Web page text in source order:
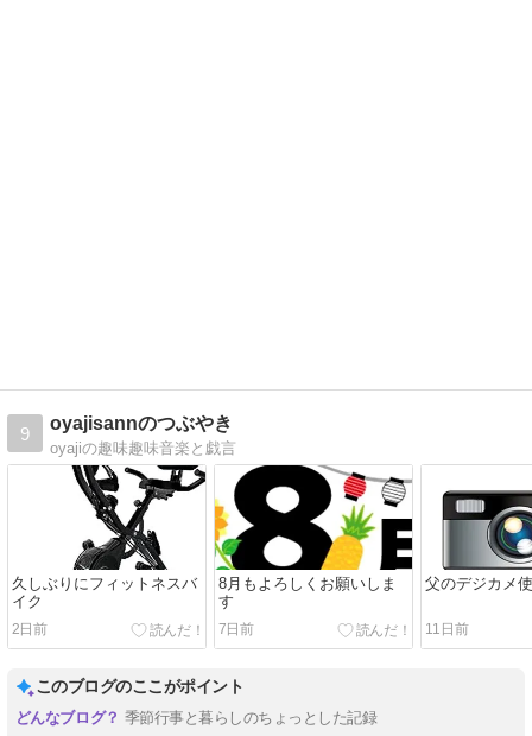
9
oyajisannのつぶやき
oyajiの趣味趣味音楽と戯言
久しぶりにフィットネスバ
イク
2日前
8月もよろしくお願いしま
す
7日前
父のデジカメ
11日前
このブログのここがポイント
季節行事と暮らしのちょっとした記録